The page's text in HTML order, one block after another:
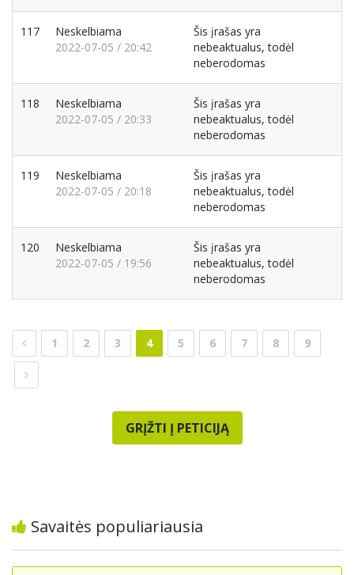
117
Neskelbiama
2022-07-05 / 20:42
Šis įrašas yra
nebeaktualus, todėl
neberodomas
118
Neskelbiama
2022-07-05 / 20:33
Šis įrašas yra
nebeaktualus, todėl
neberodomas
119
Neskelbiama
2022-07-05 / 20:18
Šis įrašas yra
nebeaktualus, todėl
neberodomas
120
Neskelbiama
2022-07-05 / 19:56
Šis įrašas yra
nebeaktualus, todėl
neberodomas
1 2 3 4 5 6 7 8 9
GRĮŽTI Į PETICIJĄ
Savaitės populiariausia